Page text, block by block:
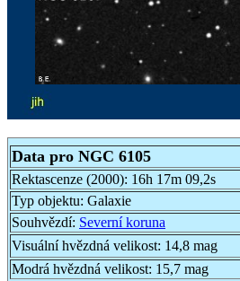
Data pro NGC 6105
Rektascenze (2000): 16h 17m 09,2s
Typ objektu: Galaxie
Souhvězdí: Severní koruna
Visuální hvězdná velikost: 14,8 mag
Modrá hvězdná velikost: 15,7 mag